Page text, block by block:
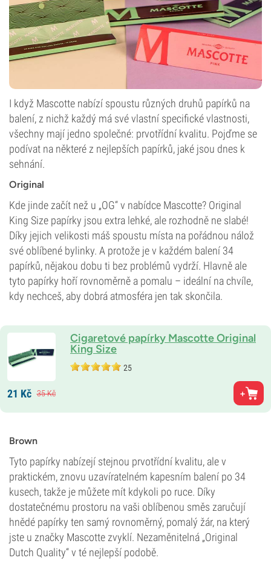
I když Mascotte nabízí spoustu různých druhů papírků na
balení, z nichž každý má své vlastní specifické vlastnosti,
všechny mají jedno společné: prvotřídní kvalitu. Pojďme se
podívat na některé z nejlepších papírků, jaké jsou dnes k
sehnání.
Original
Kde jinde začít než u „OG“ v nabídce Mascotte? Original
King Size papírky jsou extra lehké, ale rozhodně ne slabé!
Díky jejich velikosti máš spoustu místa na pořádnou nálož
své oblíbené bylinky. A protože je v každém balení 34
papírků, nějakou dobu ti bez problémů vydrží. Hlavně ale
tyto papírky hoří rovnoměrně a pomalu – ideální na chvíle,
kdy nechceš, aby dobrá atmosféra jen tak skončila.
Cigaretové papírky Mascotte Original
King Size
25
21 Kč 35Kč
Brown
Tyto papírky nabízejí stejnou prvotřídní kvalitu, ale v
praktickém, znovu uzavíratelném kapesním balení po 34
kusech, takže je můžete mít kdykoli po ruce. Díky
dostatečnému prostoru na vaši oblíbenou směs zaručují
hnědé papírky ten samý rovnoměrný, pomalý žár, na který
jste u značky Mascotte zvyklí. Nezaměnitelná „Original
Dutch Quality“ v té nejlepší podobě.